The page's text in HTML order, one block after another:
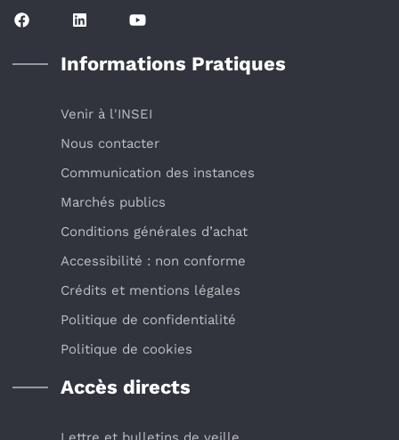
Informations Pratiques
Venir à l'INSEI
Nous contacter
Communication des instances
Marchés publics
Conditions générales d’achat
Accessibilité : non conforme
Crédits et mentions légales
Politique de confidentialité
Politique de cookies
Accès directs